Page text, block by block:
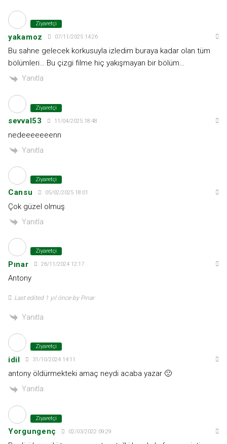
Ziyaretçi
yakamoz 07/11/2025 14:26
Bu sahne gelecek korkusuyla izledim buraya kadar olan tüm
bölümleri… Bu çizgi filme hiç yakışmayan bir bölüm…
Yanıtla
Ziyaretçi
sevval53 11/04/2025 18:48
nedeeeeeeenn
Yanıtla
Ziyaretçi
Cansu 05/02/2025 18:01
Çok güzel olmuş
Yanıtla
Ziyaretçi
Pınar 26/11/2024 12:17
Antony
Last edited 1 yıl önce by Pınar
Yanıtla
Ziyaretçi
idil 31/10/2024 14:11
antony öldürmekteki amaç neydi acaba yazar 🙁
Yanıtla
Ziyaretçi
Yorgungenç 02/03/2022 09:29